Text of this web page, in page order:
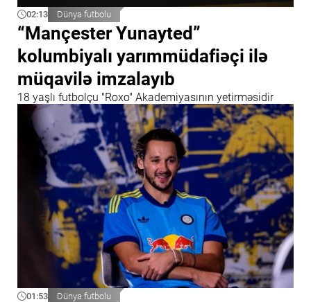
02:13 Dünya futbolu
“Mançester Yunayted”
kolumbiyalı yarımmüdafiəçi ilə
müqavilə imzalayıb
18 yaşlı futbolçu "Roxo" Akademiyasının yetirməsidir
01:53 Dünya futbolu